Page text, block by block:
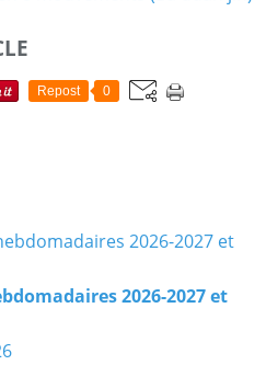
Repost 0
2026-2027 et